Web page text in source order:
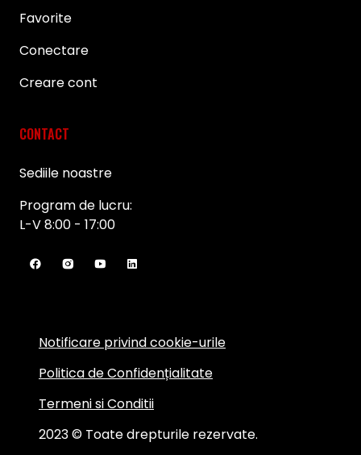
Favorite
Conectare
Creare cont
CONTACT
Sediile noastre
Program de lucru:
L-V 8:00 - 17:00
2023 © Toate drepturile rezervate.
Notificare privind cookie-urile
Politica de Confidențialitate
Termeni si Conditii